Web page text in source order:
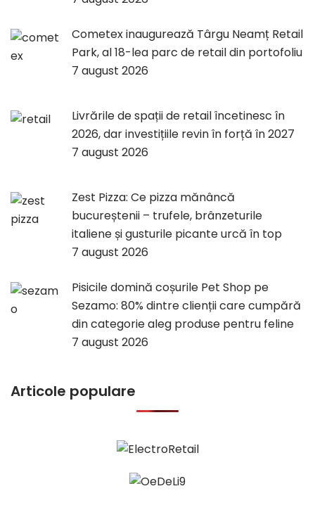
Cometex inaugurează Târgu Neamț Retail
Park, al 18-lea parc de retail din portofoliu
7 august 2026
Livrările de spații de retail încetinesc în
2026, dar investițiile revin în forță în 2027
7 august 2026
Zest Pizza: Ce pizza mănâncă
bucureștenii – trufele, brânzeturile
italiene și gusturile picante urcă în top
7 august 2026
Pisicile domină coșurile Pet Shop pe
Sezamo: 80% dintre clienții care cumpără
din categorie aleg produse pentru feline
7 august 2026
Articole populare